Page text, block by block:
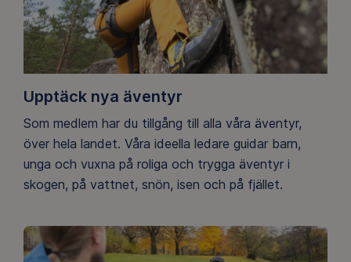
Upptäck nya äventyr
Som medlem har du tillgång till alla våra äventyr,
över hela landet. Våra ideella ledare guidar barn,
unga och vuxna på roliga och trygga äventyr i
skogen, på vattnet, snön, isen och på fjället.